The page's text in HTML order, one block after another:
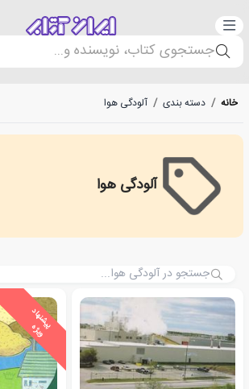
دسته‌بندی
جستجوی کتاب، نویسنده و...
خانه / دسته بندی / آلودگی هوا
آلودگی هوا
آلودگی هوا
پ
ی
ش
ن
ه
ا
د
و
ی
ژ
ه